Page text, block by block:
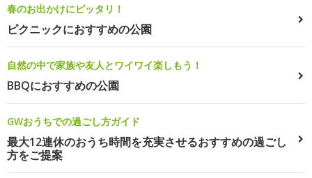
春のお出かけにピッタリ！
ピクニックにおすすめの公園
自然の中で家族や友人とワイワイ楽しもう！
BBQにおすすめの公園
GWおうちでの過ごし方ガイド
最大12連休のおうち時間を充実させるおすすめの過ごし
方をご提案